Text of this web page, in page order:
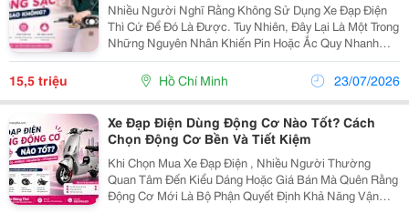
Nhiều Người Nghĩ Rằng Không Sử Dụng Xe Đạp Điện
Thì Cứ Để Đó Là Được. Tuy Nhiên, Đây Lại Là Một Trong
Những Nguyên Nhân Khiến Pin Hoặc Ắc Quy Nhanh
Xuống Cấp. Nếu Bạn Đang Thắc Mắc Xe Đạp Điện Để
Lâu Không Sạc Có Ảnh Hưởng Gì Không Thì Câu Trả
Lời Là...
15,5 triệu Hồ Chí Minh 23/07/2026
Xe Đạp Điện Dùng Động Cơ Nào Tốt? Cách
Chọn Động Cơ Bền Và Tiết Kiệm
Khi Chọn Mua Xe Đạp Điện , Nhiều Người Thường
Quan Tâm Đến Kiểu Dáng Hoặc Giá Bán Mà Quên Rằng
Động Cơ Mới Là Bộ Phận Quyết Định Khả Năng Vận